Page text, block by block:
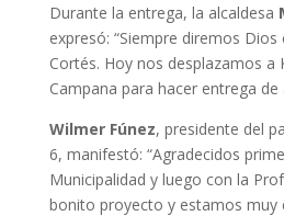
Durante la entrega, la alcaldesa
expresó: “Siempre diremos
Cortés. Hoy nos desplazamos a
Campana para hacer entrega
Wilmer Fúnez, presidente del
6, manifestó: “Agradecidos
Municipalidad y luego con la
bonito proyecto y estamos muy